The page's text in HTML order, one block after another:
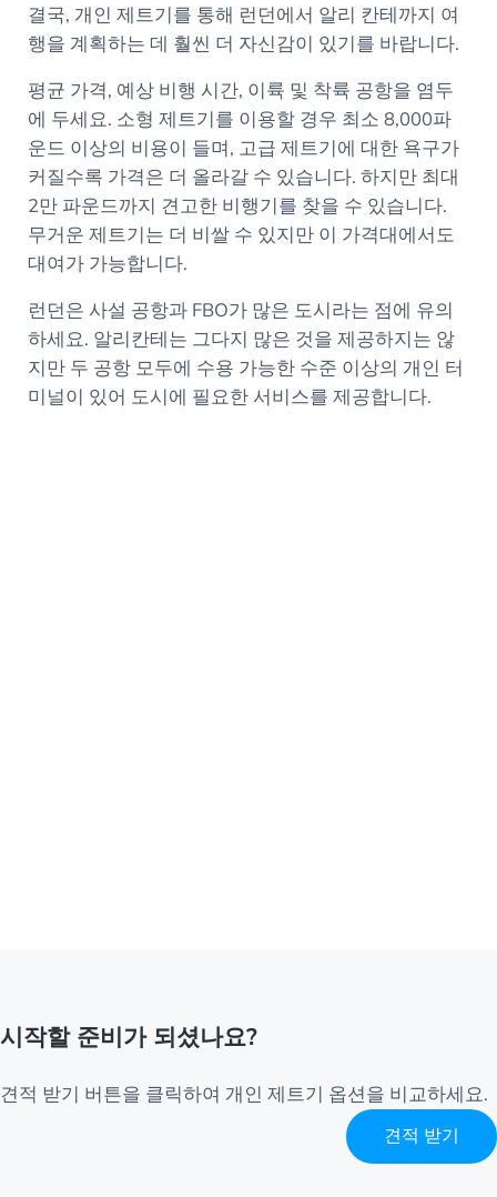
결국, 개인 제트기를 통해 런던에서 알리 칸테까지 여
행을 계획하는 데 훨씬 더 자신감이 있기를 바랍니다.
평균 가격, 예상 비행 시간, 이륙 및 착륙 공항을 염두
에 두세요. 소형 제트기를 이용할 경우 최소 8,000파
운드 이상의 비용이 들며, 고급 제트기에 대한 욕구가
커질수록 가격은 더 올라갈 수 있습니다. 하지만 최대
2만 파운드까지 견고한 비행기를 찾을 수 있습니다.
무거운 제트기는 더 비쌀 수 있지만 이 가격대에서도
대여가 가능합니다.
런던은 사설 공항과 FBO가 많은 도시라는 점에 유의
하세요. 알리칸테는 그다지 많은 것을 제공하지는 않
지만 두 공항 모두에 수용 가능한 수준 이상의 개인 터
미널이 있어 도시에 필요한 서비스를 제공합니다.
시작할 준비가 되셨나요?
견적 받기 버튼을 클릭하여 개인 제트기 옵션을 비교하세요.
견적 받기